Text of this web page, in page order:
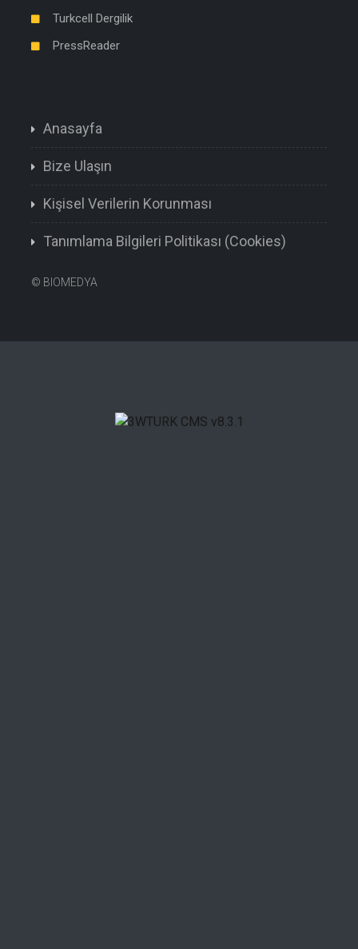
Turkcell Dergilik
PressReader
Anasayfa
Bize Ulaşın
Kişisel Verilerin Korunması
Tanımlama Bilgileri Politikası (Cookies)
© BIOMEDYA